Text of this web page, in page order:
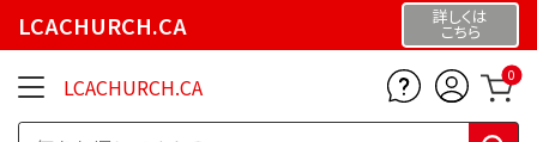
LCACHURCH.CA 詳しくは
こちら
LCACHURCH.CA 0